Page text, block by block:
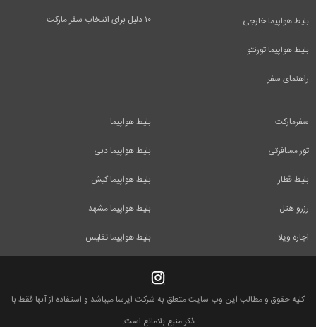
۱۰ دلیل برای انتخاب سفر مارکت بلیط هواپیما خارجی
بلیط هواپیما تورنتو
راهنمای سفر
بلیط هواپیما
بلیط هواپیما دبی
بلیط هواپیما کیش
بلیط هواپیما مشهد
بلیط هواپیما تفلیس
سفرمارکت
تور مسافرتی
بلیط قطار
رزرو هتل
اجاره ویلا
کلیه حقوق و مطالب این وب سایت متعلق به شرکت ایرسا میباشد و استفاده از آنها فقط با
ذکر منبع بلامانع است.